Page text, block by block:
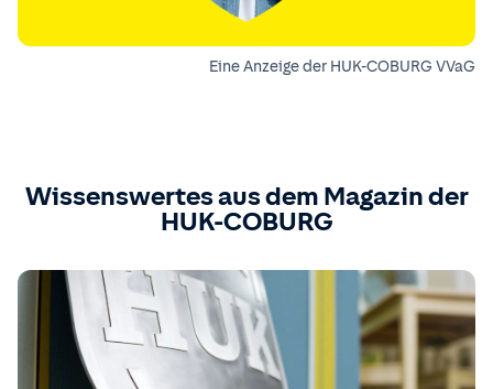
Eine Anzeige der HUK-COBURG VVaG
Wissenswertes aus dem Magazin der
HUK-COBURG